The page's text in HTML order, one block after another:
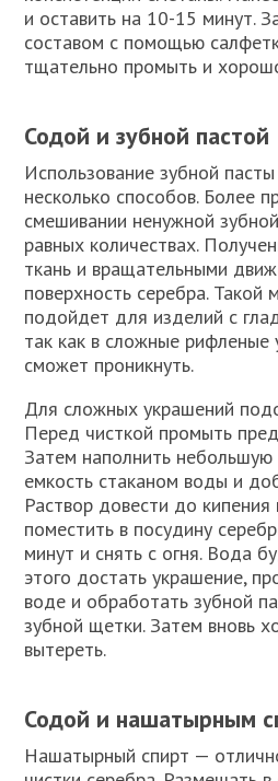
и оставить на 10-15 минут.
составом с помощью
тщательно промыть и
Содой и зубной пастой
Использование зубной
несколько способов. Более
смешивании ненужной
равных количествах.
ткань и вращательными
поверхность серебра. Такой
подойдет для изделий с
так как в сложные рифленые
сможет проникнуть.
Для сложных украшений
Перед чисткой промыть
Затем наполнить
емкость стаканом воды и
Раствор довести до кипения
поместить в посудину
минут и снять с огня. Вода
этого достать украшение,
воде и обработать зубной
зубной щетки. Затем вновь
вытереть.
Содой и нашатырным
Нашатырный спирт —